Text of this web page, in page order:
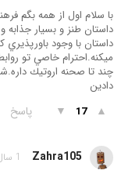
با سلام اول از همه بگم
داستان طنز و بسيار
ميكنه.احترام خاصي تو
چند تا صحنه اروتيك
دادين
▲
17
▼ پاسخ
Zahra105 1 سال قبل